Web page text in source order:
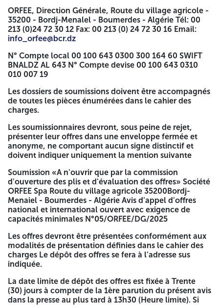
producteur d'acier inoxydable une entreprise qui assure le
processus de fabrication allant de la fonderie. le laminage
jusqu'au parachèvement et le conditionnement de l'acier.
par des Attestations de Bonne Exécution de marchés
similaires au marché objet du présent cahier des charges.
d'offres, peuvent retirer et/ou demander l'envoi par voie
électronique, le cahier des charges contre justification de
paiement de la somme de Quinze Mille Dinars (15
000,00DA) pour les soumissionnaires locaux, et Cent
Cinquante Euros (150 €) pour les soumissionnaires
étrangers.
ORFEE, Direction Générale, Route du village agricole -
35200 - Bordj-Menalel - Boumerdes - Algérie Tél: 00 213
(0)24 72 30 12 Fax: 00 213 (0) 24 72 30 16 Email:
info_orfee@bcr.dz
N° Compte local 00 100 643 0300 300 164 60 SWIFT
BNALDZ AL 643 N° Compte devise 00 100 643 0310 010
007 19
Les dossiers de soumissions doivent être accompagnés de
toutes les pièces énumérées dans le cahier des charges.
Les soumissionnaires devront, sous peine de rejet,
anonyme, ne comportant aucun signe distinctif et doivent
indiquer uniquement la mention suivante
ORFEE, Direction Générale, Route du village agricole -
35200 - Bordj-Menalel - Boumerdes - Algérie Tél: 00
213 (0)24 72 30 12 Fax: 00 213 (0) 24 72 30 16 Email:
info_orfee@bcr.dz
N° Compte local 00 100 643 0300 300 164 60 SWIFT
BNALDZ AL 643 N° Compte devise 00 100 643 0310
010 007 19
Les dossiers de soumissions doivent être accompagnés
de toutes les pièces énumérées dans le cahier des
charges.
Les soumissionnaires devront, sous peine de rejet,
présenter leur offres dans une enveloppe fermée et
anonyme, ne comportant aucun signe distinctif et
doivent indiquer uniquement la mention suivante
Soumission «A n'ouvrir que par la commission
d'ouverture des plis et d'évaluation des offres» Société
ORFEE Spa Route du village agricole 35200Bordj-
Menaiel - Boumerdes - Algérie Avis d'appel d'offres
national et international ouvert avec exigence de
capacités minimales N°05/ORFEE/DG/2025
Les offres devront être présentées conformément aux
modalités de présentation définies dans le cahier des
charges Le dépôt des offres se fera à l'adresse sus
indiquée.
La date limite de dépôt des offres est fixée à Trente
(30) jours à compter de la 1ère parution du présent avis
dans la presse au plus tard à 13h30 (Heure limite). Si